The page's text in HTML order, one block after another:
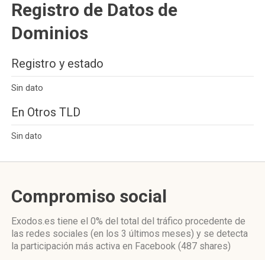
Registro de Datos de
Dominios
Registro y estado
Sin dato
En Otros TLD
Sin dato
Compromiso social
Exodos.es tiene el 0% del total del tráfico procedente de
las redes sociales (en los 3 últimos meses) y se detecta
la participación más activa en Facebook (487 shares)